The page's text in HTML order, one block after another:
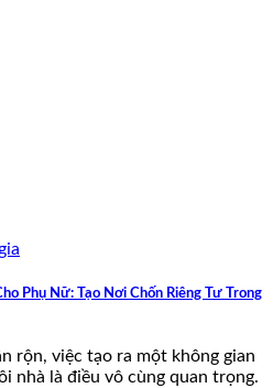
Phụ Nữ: Tạo Nơi Chốn Riêng Tư Trong
rộn, việc tạo ra một không gian
nhà là điều vô cùng quan trọng.